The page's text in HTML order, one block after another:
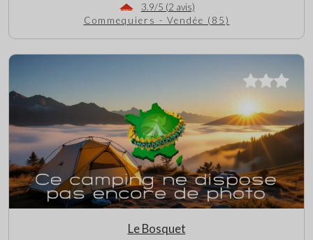
3.9/5 (2 avis)
Commequiers - Vendée (85)
Le Bosquet